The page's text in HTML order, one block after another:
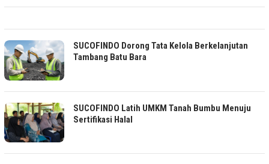
SUCOFINDO Dorong Tata Kelola Berkelanjutan
Tambang Batu Bara
SUCOFINDO Latih UMKM Tanah Bumbu Menuju
Sertifikasi Halal